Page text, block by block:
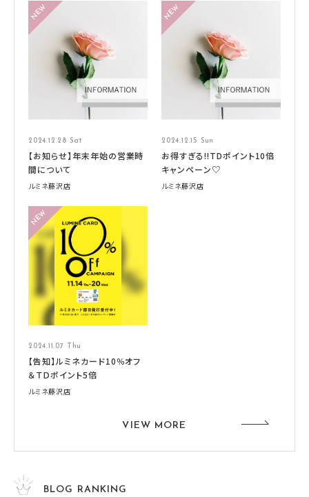
2024.12.28 Sat
【お知らせ】年末年始の営業時
間について
ルミネ藤沢店
2024.12.15 Sun
お得すぎる‼TDポイント10倍
キャンペーン♡
ルミネ藤沢店
2024.11.07 Thu
【告知】ルミネカード10％オフ
＆ＴＤポイント5倍
ルミネ藤沢店
VIEW MORE
BLOG RANKING